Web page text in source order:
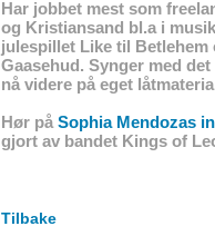
Har jobbet mest som
og Kristiansand bl.a i
julespillet Like til
Gaasehud. Synger med
nå videre på eget
Hør påSophia Mendozas
gjort av bandet Kings of
Tilbake